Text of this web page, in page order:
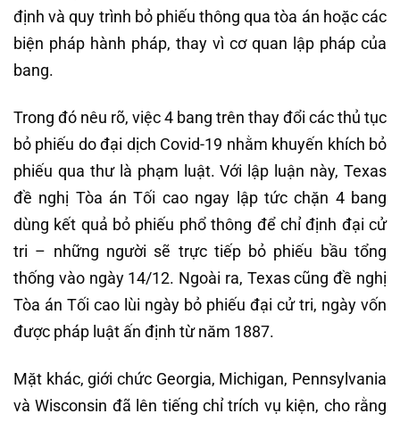
định và quy trình bỏ phiếu thông qua tòa án hoặc các
biện pháp hành pháp, thay vì cơ quan lập pháp của
bang.
Trong đó nêu rõ, việc 4 bang trên thay đổi các thủ tục
bỏ phiếu do đại dịch Covid-19 nhằm khuyến khích bỏ
phiếu qua thư là phạm luật. Với lập luận này, Texas
đề nghị Tòa án Tối cao ngay lập tức chặn 4 bang
dùng kết quả bỏ phiếu phổ thông để chỉ định đại cử
tri – những người sẽ trực tiếp bỏ phiếu bầu tổng
thống vào ngày 14/12. Ngoài ra, Texas cũng đề nghị
Tòa án Tối cao lùi ngày bỏ phiếu đại cử tri, ngày vốn
được pháp luật ấn định từ năm 1887.
Mặt khác, giới chức Georgia, Michigan, Pennsylvania
và Wisconsin đã lên tiếng chỉ trích vụ kiện, cho rằng